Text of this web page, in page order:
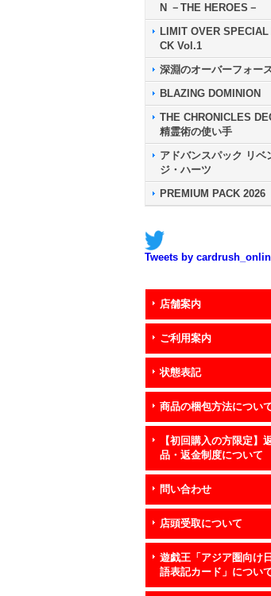
N －THE HEROES－
LIMIT OVER SPECIAL
CK Vol.1
深淵のオーバーフォー
BLAZING DOMINION
THE CHRONICLES
精霊術の使い手
アドバンスパック リベ
ジ・ハーツ
PREMIUM PACK 2026
Tweets by
店舗案内
ご利用案内
状態表記
商品の梱包方法につい
【初回購入の方限定】
品・返金制度について
問い合わせ
店頭受取について
遊戯王「アジア圏向け
語表記カード」につい